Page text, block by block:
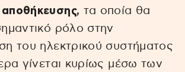
τα οποία θα
ρόλο στην
του ηλεκτρικού συστήματος
γίνεται κυρίως μέσω των